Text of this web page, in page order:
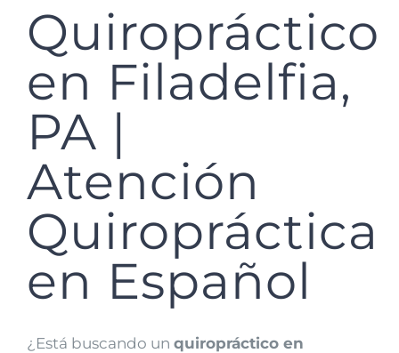
Quiropráctico
en Filadelfia,
PA |
Atención
Quiropráctica
en Español
¿Está buscando un quiropráctico en